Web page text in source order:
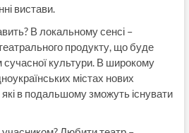
вистави.
В локальному сенсі –
продукту, що буде
сучасної культури. В широкому
містах нових
в подальшому зможуть існувати